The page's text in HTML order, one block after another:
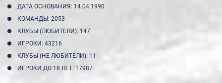
ДАТА ОСНОВАНИЯ: 14.04.1990
КОМАНДЫ: 2053
КЛУБЫ (ЛЮБИТЕЛИ): 147
ИГРОКИ: 43216
КЛУБЫ (НЕ ЛЮБИТЕЛИ): 11
ИГРОКИ ДО 18 ЛЕТ: 17987